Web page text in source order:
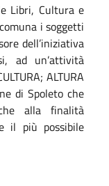
Libri, Cultura e
i soggetti
dell’iniziativa
ad un’attività
ALTURA
di Spoleto che
alla finalità
il più possibile